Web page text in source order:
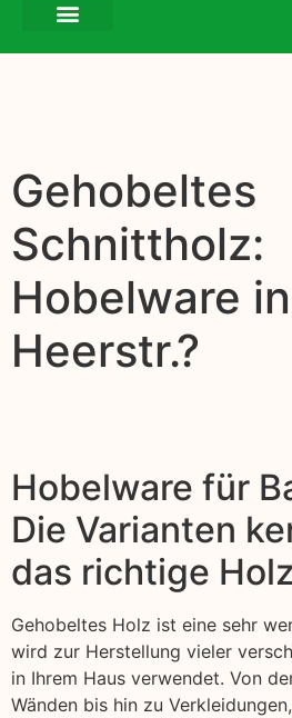
Gehobeltes
Schnittholz:
Hobelware
Heerstr.?
Hobelware für
Die Varianten
das richtige
Gehobeltes Holz ist eine sehr
wird zur Herstellung vieler
in Ihrem Haus verwendet. Von
Wänden bis hin zu